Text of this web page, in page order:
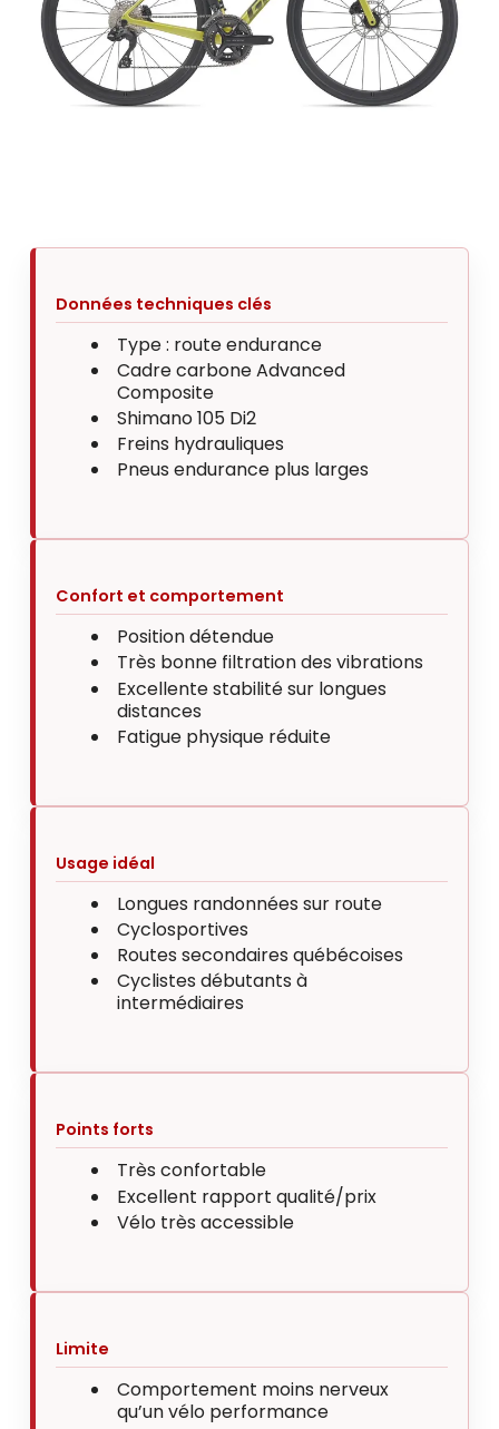
Données techniques clés
Type : route endurance
Cadre carbone Advanced
Composite
Shimano 105 Di2
Freins hydrauliques
Pneus endurance plus larges
Confort et comportement
Position détendue
Très bonne filtration des vibrations
Excellente stabilité sur longues
distances
Fatigue physique réduite
Usage idéal
Longues randonnées sur route
Cyclosportives
Routes secondaires québécoises
Cyclistes débutants à
intermédiaires
Points forts
Très confortable
Excellent rapport qualité/prix
Vélo très accessible
Limite
Comportement moins nerveux
qu’un vélo performance